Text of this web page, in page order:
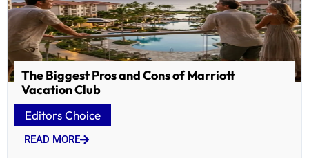
The Biggest Pros and Cons of Marriott
Vacation Club
Editors Choice
READ MORE